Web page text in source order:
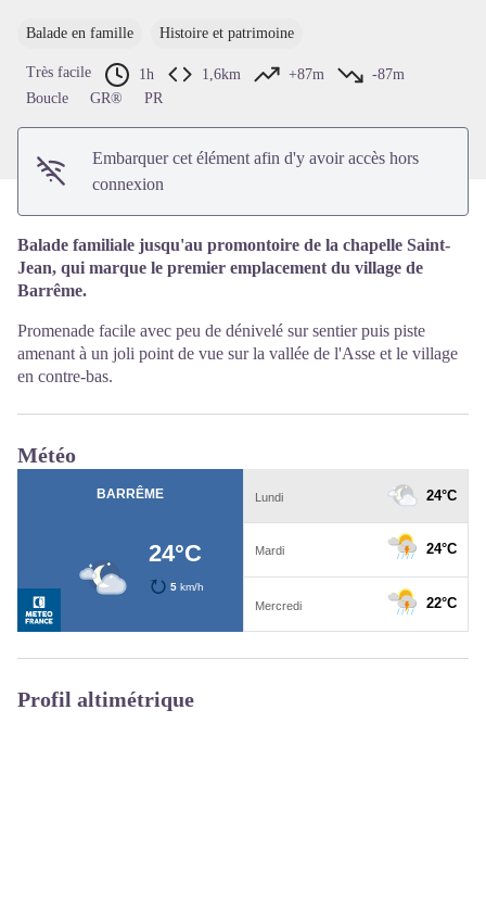
Voir l'image en plein écran
Balade en famille Histoire et patrimoine
Très facile 1h 1,6km +87m
-87m
Boucle
GR® PR
Embarquer cet élément afin d'y avoir accès hors
connexion
Balade familiale jusqu'au promontoire de la chapelle Saint-
Jean, qui marque le premier emplacement du village de
Barrême.
Promenade facile avec peu de dénivelé sur sentier puis piste
amenant à un joli point de vue sur la vallée de l'Asse et le village
en contre-bas.
Météo
Profil altimétrique